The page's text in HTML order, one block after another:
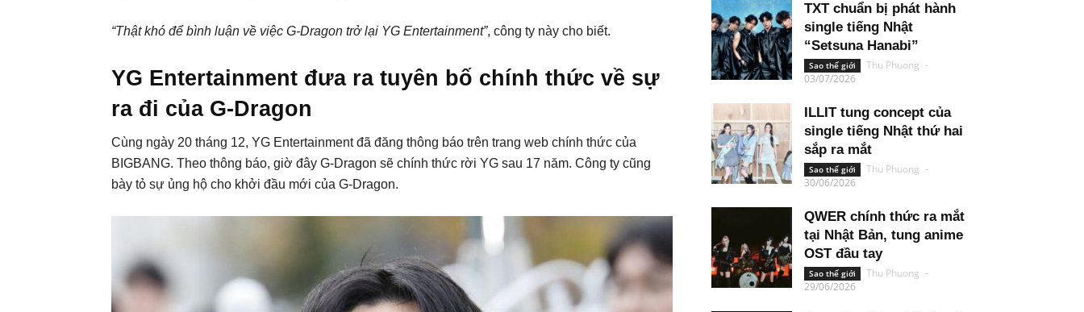
“Thật khó để bình luận về việc G-Dragon trở lại YG Entertainment”, công ty này cho biết.
YG Entertainment đưa ra tuyên bố chính thức về sự
ra đi của G-Dragon
Cùng ngày 20 tháng 12, YG Entertainment đã đăng thông báo trên trang web chính thức của
BIGBANG. Theo thông báo, giờ đây G-Dragon sẽ chính thức rời YG sau 17 năm. Công ty cũng
bày tỏ sự ủng hộ cho khởi đầu mới của G-Dragon.
TXT chuẩn bị phát hành
single tiếng Nhật
“Setsuna Hanabi”
Sao thế giới Thu Phuong -
03/07/2026
ILLIT tung concept của
single tiếng Nhật thứ hai
sắp ra mắt
Sao thế giới Thu Phuong -
30/06/2026
QWER chính thức ra mắt
tại Nhật Bản, tung anime
OST đầu tay
Sao thế giới Thu Phuong -
29/06/2026